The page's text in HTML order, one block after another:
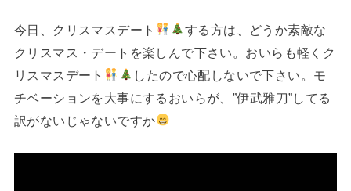
今日、クリスマスデート
する方は、どうか素敵な
クリスマス・デートを楽しんで下さい。おいらも軽くク
リスマスデート
したので心配しないで下さい。モ
チベーションを大事にするおいらが、”伊武雅刀”してる
訳がないじゃないですか